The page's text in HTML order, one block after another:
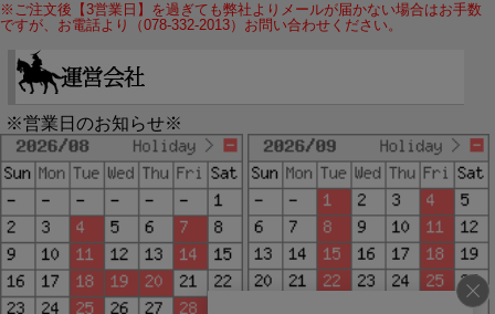
※ご注文後【3営業日】を過ぎても弊社よりメールが届かない場合はお手数
ですが、お電話より（078-332-2013）お問い合わせください。
※営業日のお知らせ※